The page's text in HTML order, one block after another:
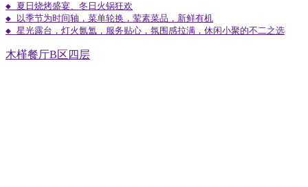
◆ 夏日烧烤盛宴、冬日火锅狂欢
◆ 以季节为时间轴，菜单轮换，荤素菜品，新鲜有机
◆ 星光露台，灯火氤氲，服务贴心，氛围感拉满，休闲小聚的不二之选
木槿餐厅B区四层